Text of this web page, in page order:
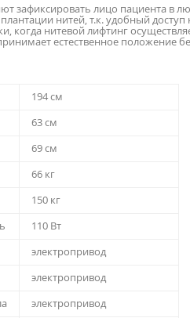
зафиксировать лицо пациента в
нитей, т.к. удобный
когда нитевой лифтинг
естественное положение
194 см
63 см
69 см
66 кг
150 кг
110 Вт
электропривод
электропривод
электропривод